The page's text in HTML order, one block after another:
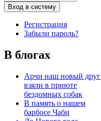
Регистрация
Забыли пароль?
В блогах
Арчи наш новый друг
взяли в приюте
бездомных собак
В память о нашем
барбосе Чаби